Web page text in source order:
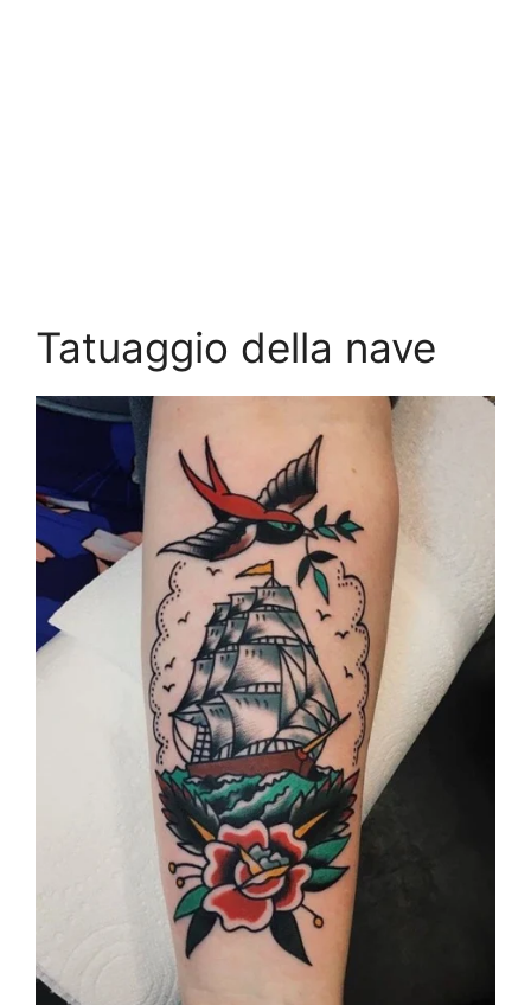
Tatuaggio della nave